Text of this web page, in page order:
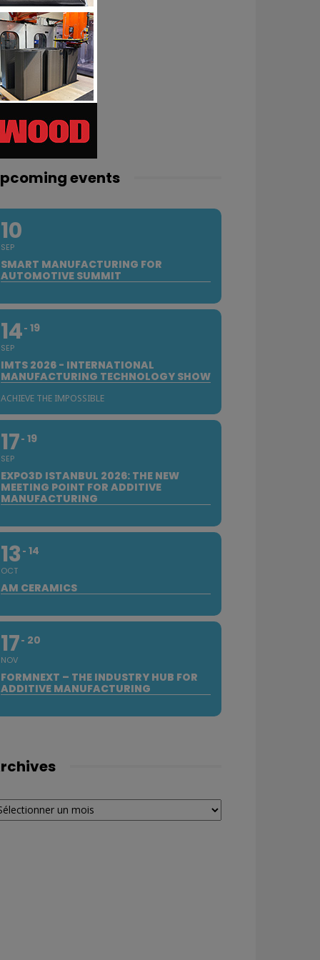
events
10
SEP
SMART MANUFACTURING FOR
AUTOMOTIVE SUMMIT
14
SEP
19
IMTS 2026 - INTERNATIONAL
MANUFACTURING TECHNOLOGY SHOW
ACHIEVE THE IMPOSSIBLE
17
SEP
19
EXPO3D ISTANBUL 2026: THE NEW
MEETING POINT FOR ADDITIVE
MANUFACTURING
13
OCT
14
AM CERAMICS
17
NOV
20
FORMNEXT – THE INDUSTRY HUB FOR
ADDITIVE MANUFACTURING